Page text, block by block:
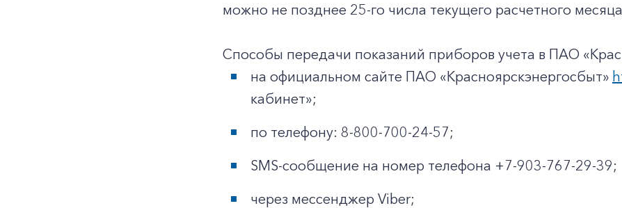
можно не позднее 25-го числа текущего расчетного
Способы передачи показаний приборов учета в ПАО
на официальном сайте ПАО «Красноярскэнергосбыт»
кабинет»;
по телефону: 8-800-700-24-57;
SMS-сообщение на номер телефона +7-903-767-29-39;
через мессенджер Viber;